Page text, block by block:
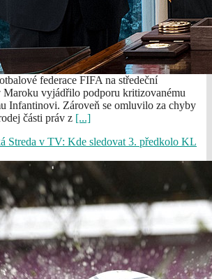
federace FIFA na středeční
Maroku vyjádřilo podporu kritizovanému
Infantinovi. Zároveň se omluvilo za chyby
části práv z [...]
Streda v TV: Kde sledovat 3. předkolo KL